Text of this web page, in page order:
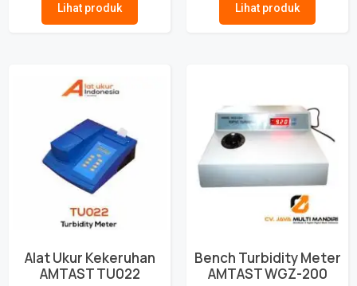
Lihat produk Lihat produk
Alat Ukur Kekeruhan
AMTAST TU022
Bench Turbidity Meter
AMTAST WGZ-200